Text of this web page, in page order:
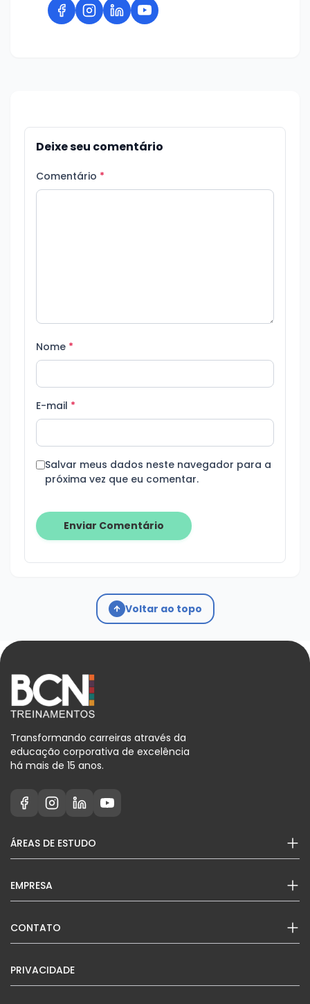
Deixe seu comentário
Comentário *
Nome *
E-mail *
Salvar meus dados neste navegador para a
próxima vez que eu comentar.
Voltar ao topo
Transformando carreiras através da
educação corporativa de excelência
há mais de 15 anos.
ÁREAS DE ESTUDO
EMPRESA
CONTATO
PRIVACIDADE